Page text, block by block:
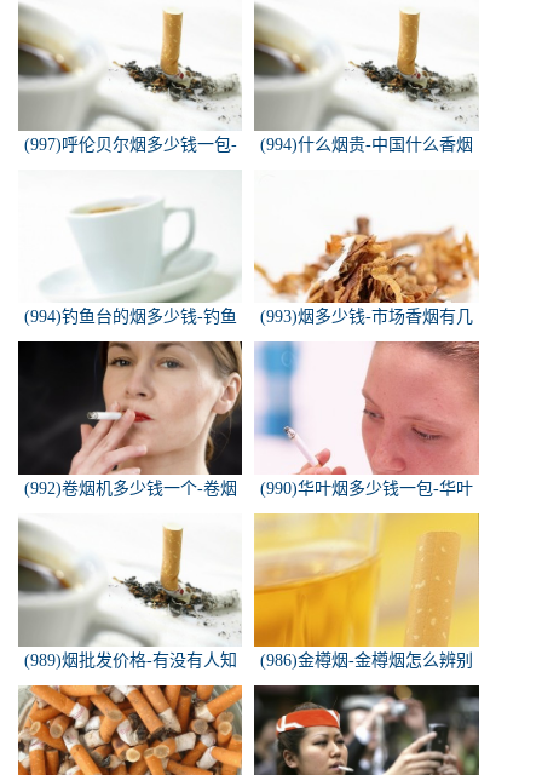
(997)呼伦贝尔烟多少钱一包-
白色的呼伦贝尔香烟多少钱一
(994)什么烟贵-中国什么香烟
(994)钓鱼台的烟多少钱-钓鱼
台香烟价格有哪几种规格？
(993)烟多少钱-市场香烟有几
种 各多少钱一包
(992)卷烟机多少钱一个-卷烟
(990)华叶烟多少钱一包-华叶
烟价格多少钱一包
(989)烟批发价格-有没有人知
道，各种香烟批发价？
(986)金樽烟-金樽烟怎么辨别
真假